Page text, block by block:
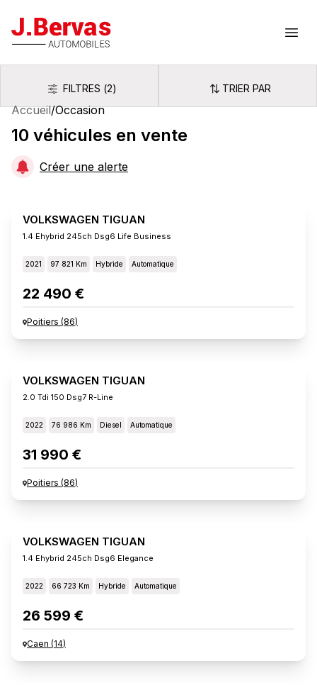
J.Bervas
FiltresFILTRES (2) Trier par
TRIER PAR
Accueil/Occasion
10 véhicules en vente
Créer une alerte
VOLKSWAGEN TIGUAN
1.4 Ehybrid 245ch Dsg6 Life Business
2021 97 821 Km Hybride Automatique
22 490 €
Poitiers (86)
VOLKSWAGEN TIGUAN
2.0 Tdi 150 Dsg7 R-Line
2022 76 986 Km Diesel Automatique
31 990 €
Poitiers (86)
VOLKSWAGEN TIGUAN
1.4 Ehybrid 245ch Dsg6 Elegance
2022 66 723 Km Hybride Automatique
26 599 €
Caen (14)